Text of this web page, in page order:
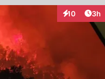
10
Interaktionen
3h